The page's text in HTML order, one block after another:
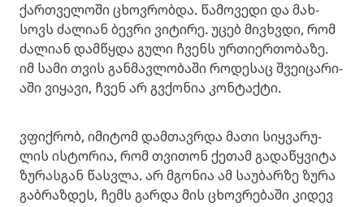
ქარ­თვე­ლო­ში ცხოვ­რობ­და. წა­მო­ვე­დი და მახ­
სოვს ძა­ლი­ან ბევ­რი ვი­ტი­რე. უცებ მივ­ხვდი, რომ
ძა­ლი­ან დამ­წყდა გული ჩვენს ურ­თი­ერ­თო­ბა­ზე.
იმ სამი თვის გან­მავ­ლო­ბა­ში რო­დე­საც შვე­ი­ცა­რი­
ა­ში ვი­ყა­ვი, ჩვენ არ გვქო­ნია კონ­ტაქ­ტი.
ვფიქ­რობ, იმი­ტომ დამ­თავ­რდა მათი სიყ­ვა­რუ­
ლის ის­ტო­რია, რომ თვი­თონ ქე­თამ გა­და­წყვი­ტა
ზუ­რას­გან წას­ვლა. არ მგო­ნია ამ სა­უ­ბარ­ზე ზურა
გაბ­რაზ­დეს, ჩემს გარ­და მის ცხოვ­რე­ბა­ში კი­დევ